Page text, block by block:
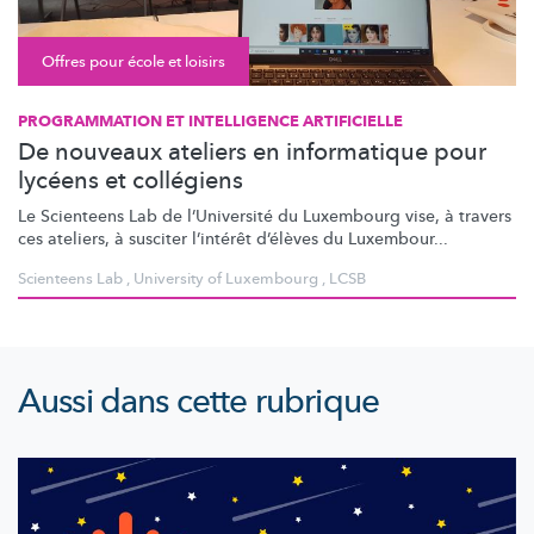
Offres pour école et loisirs
PROGRAMMATION ET INTELLIGENCE ARTIFICIELLE
De nouveaux ateliers en informatique pour
lycéens et collégiens
Le Scienteens Lab de l’Université du Luxembourg vise, à travers
ces ateliers, à susciter l’intérêt d’élèves du Luxembour...
Scienteens Lab , University of Luxembourg , LCSB
Aussi dans cette rubrique